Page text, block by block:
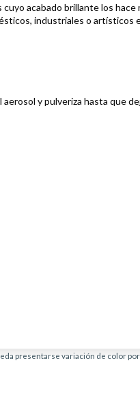
acabado brillante los hace
industriales o artísticos
y pulveriza hasta que
presentarse variación de color